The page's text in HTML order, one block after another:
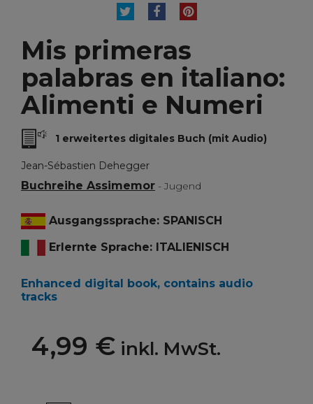
TWEETTEILENPINTEREST
Mis primeras
palabras en italiano:
Alimenti e Numeri
1 erweitertes digitales Buch (mit Audio)
Jean-Sébastien Dehegger
Buchreihe Assimemor - Jugend
Ausgangssprache: SPANISCH
Erlernte Sprache: ITALIENISCH
Enhanced digital book, contains audio
tracks
4,99 € inkl. MwSt.